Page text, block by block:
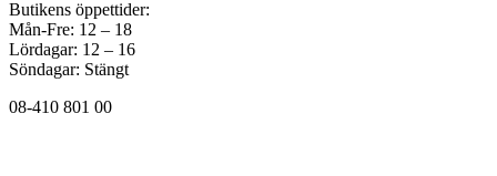
Butikens öppettider:
Mån-Fre: 12 – 18
Lördagar: 12 – 16
Söndagar: Stängt
08-410 801 00